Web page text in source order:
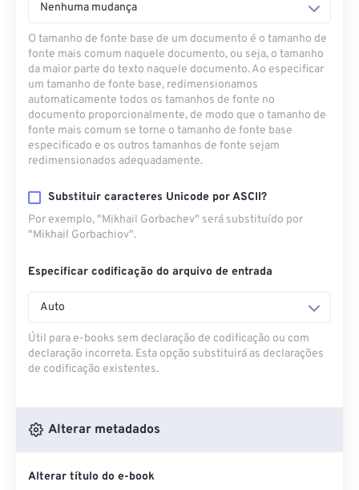
Nenhuma mudança
O tamanho de fonte base de um documento é o tamanho de
fonte mais comum naquele documento, ou seja, o tamanho
da maior parte do texto naquele documento. Ao especificar
um tamanho de fonte base, redimensionamos
automaticamente todos os tamanhos de fonte no
documento proporcionalmente, de modo que o tamanho de
fonte mais comum se torne o tamanho de fonte base
especificado e os outros tamanhos de fonte sejam
redimensionados adequadamente.
Substituir caracteres Unicode por ASCII?
Por exemplo, "Mikhail Gorbachev" será substituído por
"Mikhail Gorbachiov".
Especificar codificação do arquivo de entrada
Auto
Útil para e-books sem declaração de codificação ou com
declaração incorreta. Esta opção substituirá as declarações
de codificação existentes.
Alterar metadados
Alterar título do e-book